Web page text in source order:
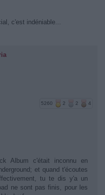
c'est indéniable...
5260 2 2 4
Album c'était inconnu en
et quand t'écoutes
tu te dis y'a un
ne sont pas finis, pour les